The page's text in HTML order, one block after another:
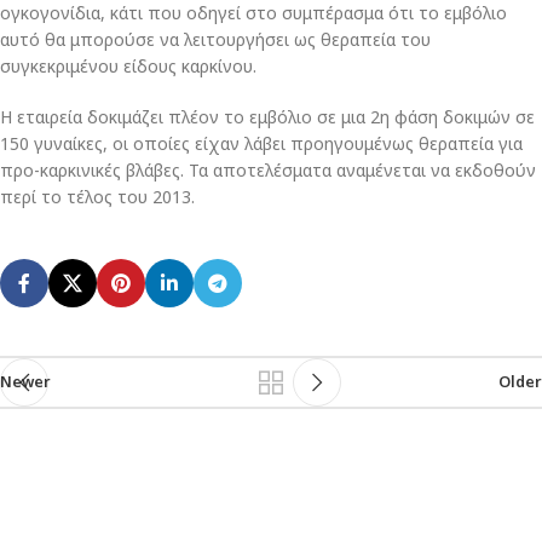
ογκογονίδια, κάτι που οδηγεί στο συμπέρασμα ότι το εμβόλιο
αυτό θα μπορούσε να λειτουργήσει ως θεραπεία του
συγκεκριμένου είδους καρκίνου.
Η εταιρεία δοκιμάζει πλέον το εμβόλιο σε μια 2η φάση δοκιμών σε
150 γυναίκες, οι οποίες είχαν λάβει προηγουμένως θεραπεία για
προ-καρκινικές βλάβες. Τα αποτελέσματα αναμένεται να εκδοθούν
περί το τέλος του 2013.
Newer Older